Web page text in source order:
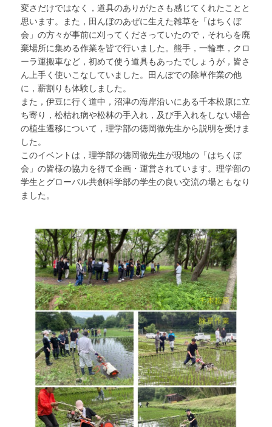
変さだけではなく，道具のありがたさも感じてくれたことと
思います。また，田んぼのあぜに生えた雑草を「はちくぼ
会」の方々が事前に刈ってくださっていたので，それらを廃
棄場所に集める作業を皆で行いました。熊手，一輪車，クロ
ーラ運搬車など，初めて使う道具もあったでしょうが，皆さ
ん上手く使いこなしていました。田んぼでの除草作業の他
に，薪割りも体験しました。
また，伊豆に行く道中，沼津の海岸沿いにある千本松原に立
ち寄り，松枯れ病や松林の手入れ，及び手入れをしない場合
の植生遷移について，理学部の徳岡徹先生から説明を受けま
した。
このイベントは，理学部の徳岡徹先生が現地の「はちくぼ
会」の皆様の協力を得て企画・運営されています。理学部の
学生とグローバル共創科学部の学生の良い交流の場ともなり
ました。